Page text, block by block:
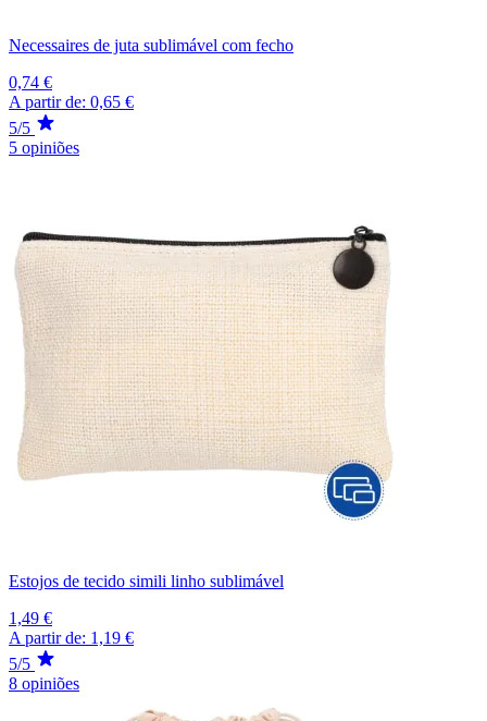
Necessaires de juta sublimável com fecho
0,74 €
A partir de: 0,65 €
5/5
5 opiniões
Estojos de tecido simili linho sublimável
1,49 €
A partir de: 1,19 €
5/5
8 opiniões